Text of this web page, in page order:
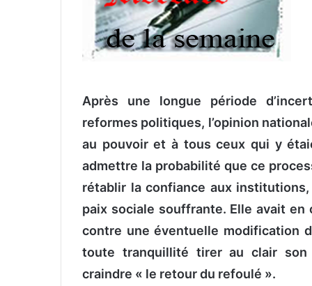
Après une longue période
reformes politiques, l’opinion
au pouvoir et à tous ceux qui y
admettre la probabilité que ce
rétablir la confiance aux
paix sociale souffrante. Elle avait en
contre une éventuelle modification
toute tranquillité tirer au clair son
craindre « le retour du refoulé ».